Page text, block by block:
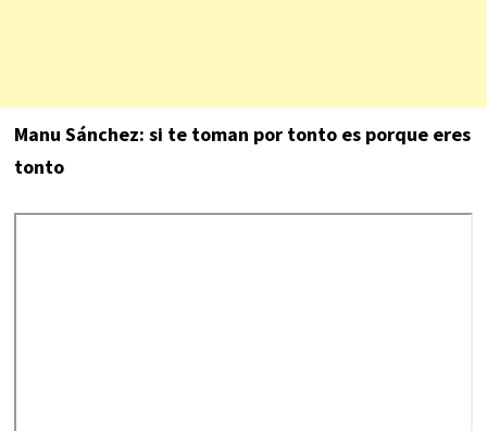
Manu Sánchez: si te toman por tonto es porque eres
tonto